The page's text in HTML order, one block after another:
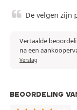
De velgen zijn
Vertaalde
na een
Verslag
BEOORDELING